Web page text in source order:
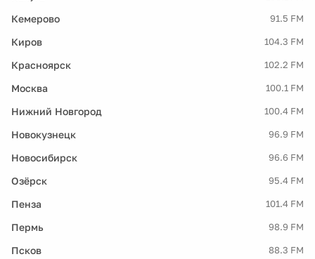
Кемерово 91.5 FM
Киров 104.3 FM
Красноярск 102.2 FM
Москва 100.1 FM
Нижний Новгород 100.4 FM
Новокузнецк 96.9 FM
Новосибирск 96.6 FM
Озёрск 95.4 FM
Пенза 101.4 FM
Пермь 98.9 FM
Псков 88.3 FM